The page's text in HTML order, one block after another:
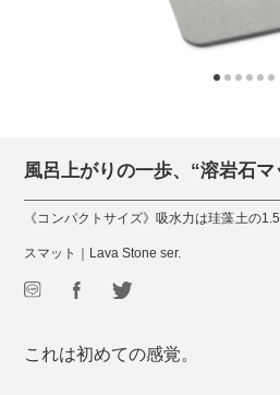
風呂上がりの一歩、“溶岩石
《コンパクトサイズ》吸水力は珪藻土の
スマット｜Lava Stone ser.
これは初めての感覚。